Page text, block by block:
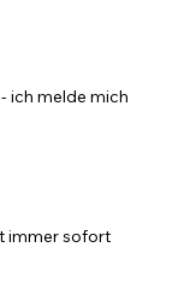
ich melde mich
immer sofort